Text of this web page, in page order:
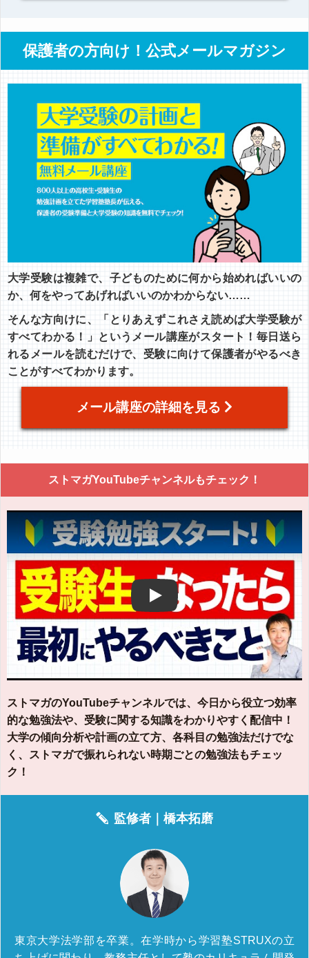
保護者の方向け！公式メールマガジン
大学受験は複雑で、子どものために何から始めればいいの
か、何をやってあげればいいのかわからない……
そんな方向けに、「とりあえずこれさえ読めば大学受験が
すべてわかる！」というメール講座がスタート！毎日送ら
れるメールを読むだけで、受験に向けて保護者がやるべき
ことがすべてわかります。
メール講座の詳細を見る
ストマガYouTubeチャンネルもチェック！
Play
ストマガのYouTubeチャンネルでは、今日から役立つ効率
的な勉強法や、受験に関する知識をわかりやすく配信中！
大学の傾向分析や計画の立て方、各科目の勉強法だけでな
く、ストマガで振れられない時期ごとの勉強法もチェッ
ク！
監修者｜橋本拓磨
東京大学法学部を卒業。在学時から学習塾STRUXの立